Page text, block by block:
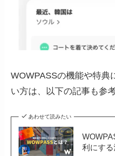
WOWPASSの機能や特典
い方は、以下の記事も参
あわせて読みたい
利にする